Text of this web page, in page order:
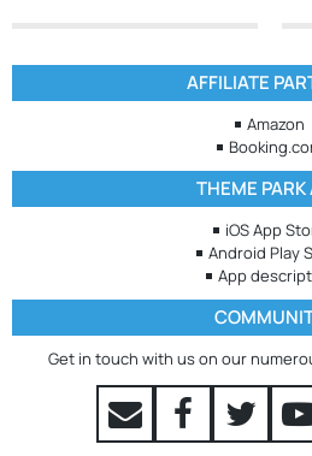
AFFILIATE
Amazon
THEME PARK
iOS App
Android Play
App
Get in touch with us on our